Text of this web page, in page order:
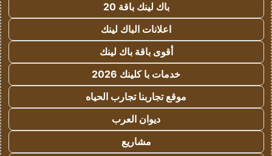
باك لينك باقة 20
اعلانات الباك لينك
أقوى باقة باك لينك
خدمات با كلينك 2026
موقع تجاربنا تجارب الحياه
ديوان العرب
مشاريع